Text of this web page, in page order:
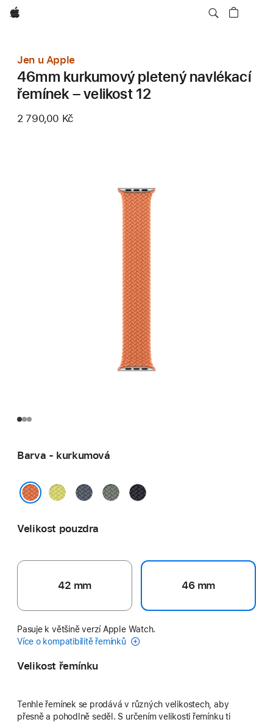
Apple
Jen u Apple
46mm kurkumový pletený navlékací
řemínek – velikost 12
2 790,00 Kč
Barva - kurkumová
neonověocelovězelenošedá
temně
Velikost pouzdra
42 mm 46 mm
Pasuje k většině verzí Apple Watch.
Více o kompatibilitě řemínků
Velikost řemínku
Tenhle řemínek se prodává v různých velikostech, aby
přesně a pohodlně seděl. S určením velikosti řemínku ti